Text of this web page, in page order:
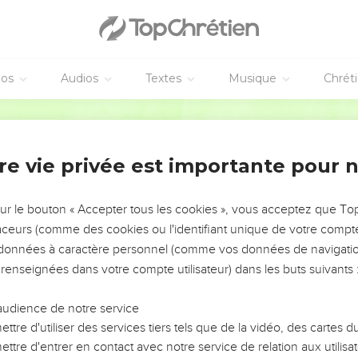
Audios Textes Musique
et dans le reste de la région située à l’ouest de l’Euphrate
avez envoyée a été lue distinctement devant moi.
des rébellions et des révoltes.
des rois puissants, qui ont exercé leur domination sur
auxquels on payait taxe, impôt et droit de passage.
cesser les travaux de ces hommes, afin que cette ville ne
l’autorisation.
concernant cette affaire, afin que le préjudice porté aux rois
de se rendre à Jérusalem vers les Juifs, et ils firent cesser
vie privée est importante pour
le bouton « Accepter tous les cookies », vous acceptez que
(comme des cookies ou l'identifiant unique de votre
à caractère personnel (comme vos données de
dans votre compte utilisateur) dans les buts suivants :
de notre service
d'utiliser des services tiers tels que de la vidéo, des cartes
d'entrer en contact avec notre service de relation aux